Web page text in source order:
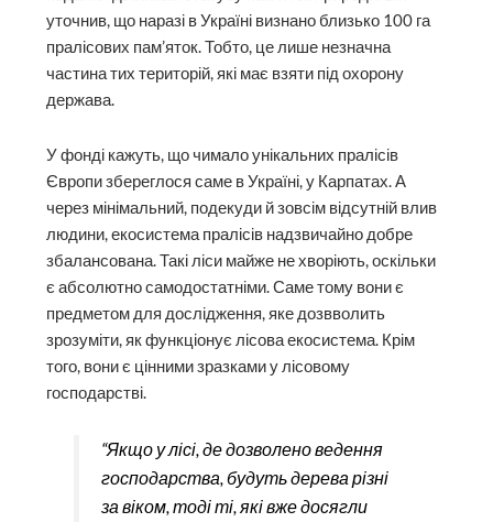
уточнив, що наразі в Україні визнано близько 100 га
пралісових пам’яток. Тобто, це лише незначна
частина тих територій, які має взяти під охорону
держава.
У фонді кажуть, що чимало унікальних пралісів
Європи збереглося саме в Україні, у Карпатах. А
через мінімальний, подекуди й зовсім відсутній влив
людини, екосистема пралісів надзвичайно добре
збалансована. Такі ліси майже не хворіють, оскільки
є абсолютно самодостатніми. Саме тому вони є
предметом для дослідження, яке дозвволить
зрозуміти, як функціонує лісова екосистема. Крім
того, вони є цінними зразками у лісовому
господарстві.
“Якщо у лісі, де дозволено ведення
господарства, будуть дерева різні
за віком, тоді ті, які вже досягли